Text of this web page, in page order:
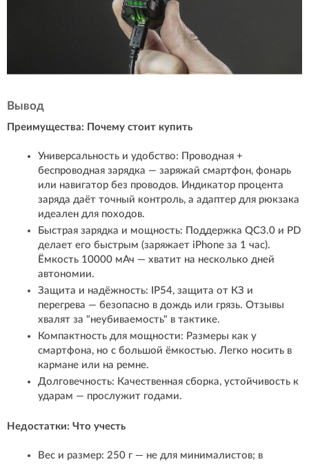
Вывод
Преимущества: Почему стоит купить
Универсальность и удобство: Проводная +
беспроводная зарядка — заряжай смартфон, фонарь
или навигатор без проводов. Индикатор процента
заряда даёт точный контроль, а адаптер для рюкзака
идеален для походов.
Быстрая зарядка и мощность: Поддержка QC3.0 и PD
делает его быстрым (заряжает iPhone за 1 час).
Ёмкость 10000 мАч — хватит на несколько дней
автономии.
Защита и надёжность: IP54, защита от КЗ и
перегрева — безопасно в дождь или грязь. Отзывы
хвалят за "неубиваемость" в тактике.
Компактность для мощности: Размеры как у
смартфона, но с большой ёмкостью. Легко носить в
кармане или на ремне.
Долговечность: Качественная сборка, устойчивость к
ударам — прослужит годами.
Недостатки: Что учесть
Вес и размер: 250 г — не для минималистов; в